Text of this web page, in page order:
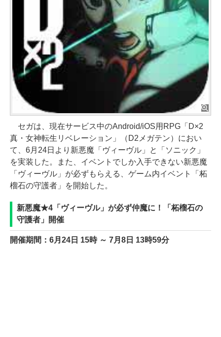
セガは、現在サービス中のAndroid/iOS用RPG「D×2
真・女神転生リベレーション」（D2メガテン）におい
て、6月24日より新悪魔「ヴィーヴル」と「ソニック」
を実装した。また、イベントでしか入手できない新悪魔
「ヴィーヴル」が必ずもらえる、ゲーム内イベント「柘
榴石の守護者」を開始した。
新悪魔★4「ヴィーヴル」が必ず仲魔に！「柘榴石の
守護者」開催
開催期間：6月24日 15時 ～ 7月8日 13時59分